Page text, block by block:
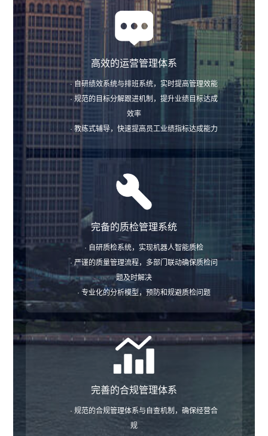
高效的运营管理体系
· 自研绩效系统与排班系统，实时提高管理效能
· 规范的目标分解跟进机制，提升业绩目标达成
效率
· 教练式辅导，快速提高员工业绩指标达成能力
完备的质检管理系统
· 自研质检系统，实现机器人智能质检
· 严谨的质量管理流程，多部门联动确保质检问
题及时解决
· 专业化的分析模型，预防和规避质检问题
完善的合规管理体系
· 规范的合规管理体系与自查机制，确保经营合
规